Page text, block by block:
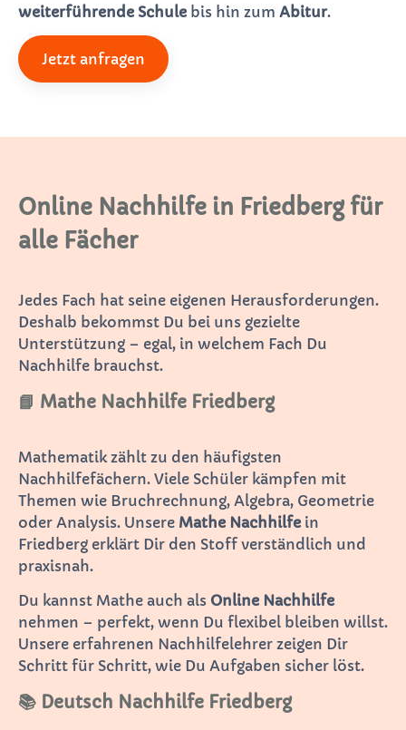
weiterführende Schule bis hin zum Abitur.
Jetzt anfragen
Online Nachhilfe in Friedberg für
alle Fächer
Jedes Fach hat seine eigenen Herausforderungen.
Deshalb bekommst Du bei uns gezielte
Unterstützung – egal, in welchem Fach Du
Nachhilfe brauchst.
📘 Mathe Nachhilfe Friedberg
Mathematik zählt zu den häufigsten
Nachhilfefächern. Viele Schüler kämpfen mit
Themen wie Bruchrechnung, Algebra, Geometrie
oder Analysis. Unsere Mathe Nachhilfe in
Friedberg erklärt Dir den Stoff verständlich und
praxisnah.
Du kannst Mathe auch als Online Nachhilfe
nehmen – perfekt, wenn Du flexibel bleiben willst.
Unsere erfahrenen Nachhilfelehrer zeigen Dir
Schritt für Schritt, wie Du Aufgaben sicher löst.
📚 Deutsch Nachhilfe Friedberg